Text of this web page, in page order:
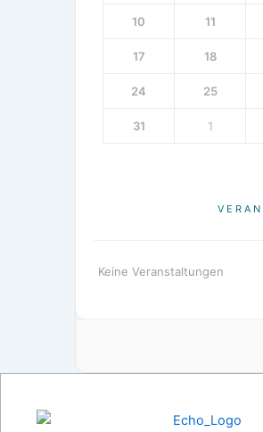
10 11
17 18
24 25
31 1
Keine Veranstaltungen